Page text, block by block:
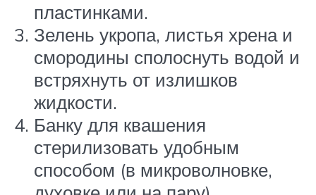
пластинками.
Зелень укропа, листья хрена и
смородины сполоснуть водой и
встряхнуть от излишков
жидкости.
Банку для квашения
стерилизовать удобным
способом (в микроволновке,